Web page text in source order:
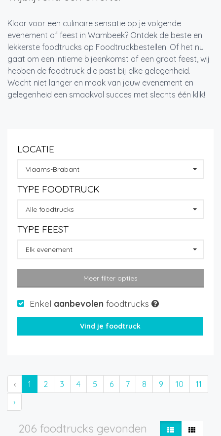
Klaar voor een culinaire sensatie op je volgende
evenement of feest in Wambeek? Ontdek de beste en
lekkerste foodtrucks op Foodtruckbestellen. Of het nu
gaat om een intieme bijeenkomst of een groot feest, wij
hebben de foodtruck die past bij elke gelegenheid.
Wacht niet langer en maak van jouw evenement en
gelegenheid een smaakvol succes met slechts één klik!
LOCATIE
Vlaams-Brabant
TYPE FOODTRUCK
Alle foodtrucks
TYPE FEEST
Elk evenement
Meer filter opties
Enkel aanbevolen foodtrucks
‹ 1 2 3 4 5 6 7 8 9 10
11
›
206 foodtrucks gevonden